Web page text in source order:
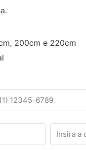
200cm e 220cm